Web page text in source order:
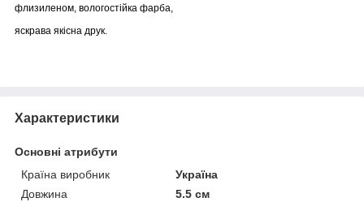
флизиленом, вологостійка фарба,
яскрава якісна друк.
Характеристики
Основні атрибути
Країна виробник
Україна
Довжина
5.5 см